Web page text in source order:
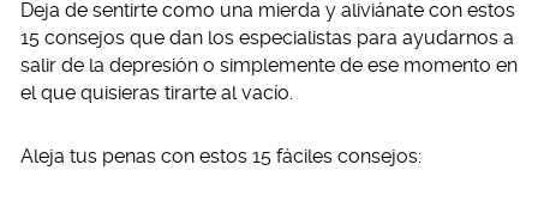
Deja de sentirte como una mierda y aliviánate con estos
15 consejos que dan los especialistas para ayudarnos a
salir de la depresión o simplemente de ese momento en
el que quisieras tirarte al vacío.
Aleja tus penas con estos 15 fáciles consejos: